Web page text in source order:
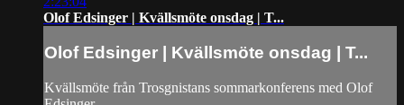
Olof Edsinger | Kvällsmöte onsdag | T...
Olof Edsinger | Kvällsmöte onsdag | T...
Kvällsmöte från Trosgnistans sommarkonferens med Olof